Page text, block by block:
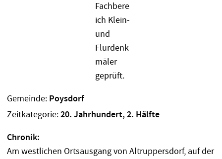
Gemeinde: Poysdorf
Zeitkategorie:20. Jahrhundert, 2. Hälfte
Chronik:
Am westlichen Ortsausgang von Altruppersdorf, auf der